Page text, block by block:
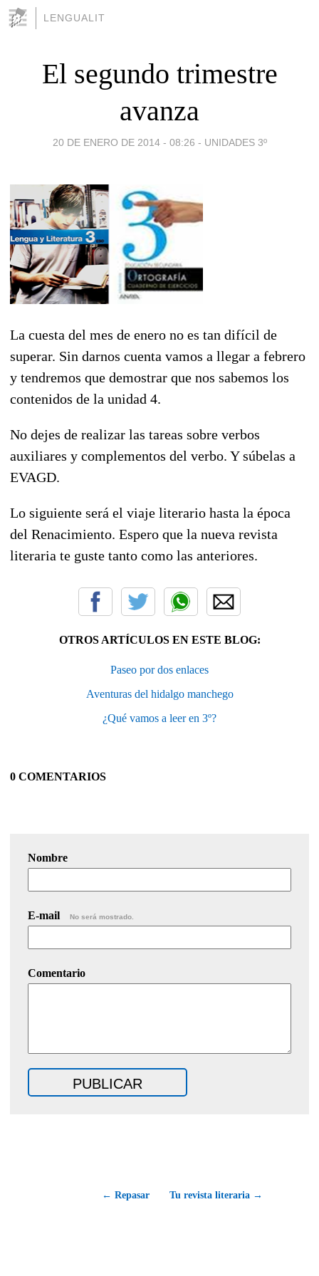
LENGUALIT
El segundo trimestre
avanza
20 DE ENERO DE 2014 - 08:26 - UNIDADES 3º
La cuesta del mes de enero no es tan difícil de
superar. Sin darnos cuenta vamos a llegar a febrero
y tendremos que demostrar que nos sabemos los
contenidos de la unidad 4.
No dejes de realizar las tareas sobre verbos
auxiliares y complementos del verbo. Y súbelas a
EVAGD.
Lo siguiente será el viaje literario hasta la época
del Renacimiento. Espero que la nueva revista
literaria te guste tanto como las anteriores.
OTROS ARTÍCULOS EN ESTE BLOG:
Paseo por dos enlaces
Aventuras del hidalgo manchego
¿Qué vamos a leer en 3º?
0 COMENTARIOS
Nombre
E-mail No será mostrado.
Comentario
← Repasar Tu revista literaria →